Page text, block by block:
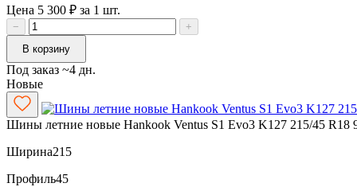
Цена 5 300 ₽ за 1 шт.
−
+
В корзину
Под заказ ~4 дн.
Новые
Шины летние новые Hankook Ventus S1 Evo3 K127 215/45 R18
Ширина215
Профиль45